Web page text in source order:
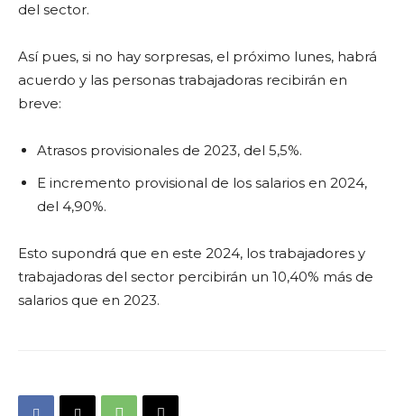
del sector.
Así pues, si no hay sorpresas, el próximo lunes, habrá
acuerdo y las personas trabajadoras recibirán en
breve:
Atrasos provisionales de 2023, del 5,5%.
E incremento provisional de los salarios en 2024,
del 4,90%.
Esto supondrá que en este 2024, los trabajadores y
trabajadoras del sector percibirán un 10,40% más de
salarios que en 2023.